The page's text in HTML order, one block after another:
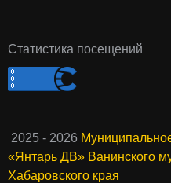
Статистика посещений
2025 - 2026
«Янтарь ДВ» Ванинского
Хабаровского края